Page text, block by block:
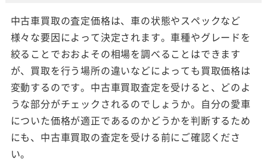
中古車買取の査定価格は、車の状態やスペックなど
様々な要因によって決定されます。車種やグレードを
絞ることでおおよその相場を調べることはできます
が、買取を行う場所の違いなどによっても買取価格は
変動するのです。中古車買取査定を受けると、どのよ
うな部分がチェックされるのでしょうか。自分の愛車
についた価格が適正であるのかどうかを判断するため
にも、中古車買取の査定を受ける前にご確認くださ
い。